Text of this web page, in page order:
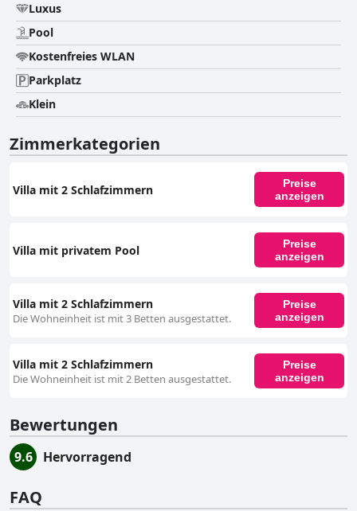
Luxus
Pool
Kostenfreies WLAN
Parkplatz
Klein
Zimmerkategorien
Villa mit 2 Schlafzimmern
Preise
anzeigen
Villa mit privatem Pool
Preise
anzeigen
Villa mit 2 Schlafzimmern
Die Wohneinheit ist mit 3 Betten ausgestattet.
Preise
anzeigen
Villa mit 2 Schlafzimmern
Die Wohneinheit ist mit 2 Betten ausgestattet.
Preise
anzeigen
Bewertungen
9.6 Hervorragend
FAQ